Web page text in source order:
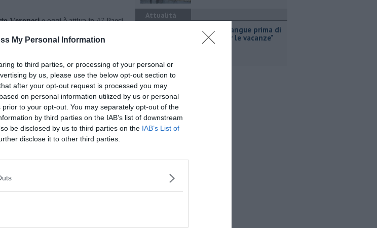
My Personal Information
to third parties, or processing of your personal or
by us, please use the below opt-out section to
after your opt-out request is processed you may
on personal information utilized by us or personal
to your opt-out. You may separately opt-out of the
by third parties on the IAB’s list of downstream
be disclosed by us to third parties on the IAB’s List of
disclose it to other third parties.
Veronesie oggi è attiva in 47 Paesi.
e il trattamento del tumore al seno
multidisciplinari di senologia prevista
della salute .
QUInews - ToscanaMedia.
Attualità
"Donate sangue prima di
partire per le vacanze"